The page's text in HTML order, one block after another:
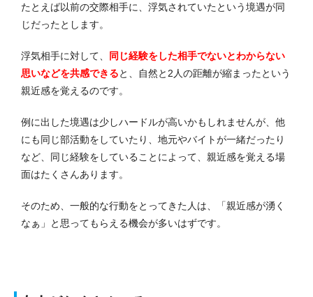
たとえば以前の交際相手に、浮気されていたという境遇が同
じだったとします。
浮気相手に対して、
同じ経験をした相手でないとわからない
思いなどを共感できると、自然と2人の距離が縮まったという
親近感を覚えるのです。
例に出した境遇は少しハードルが高いかもしれませんが、他
にも同じ部活動をしていたり、地元やバイトが一緒だったり
など、同じ経験をしていることによって、親近感を覚える場
面はたくさんあります。
そのため、一般的な行動をとってきた人は、「親近感が湧く
なぁ」と思ってもらえる機会が多いはずです。